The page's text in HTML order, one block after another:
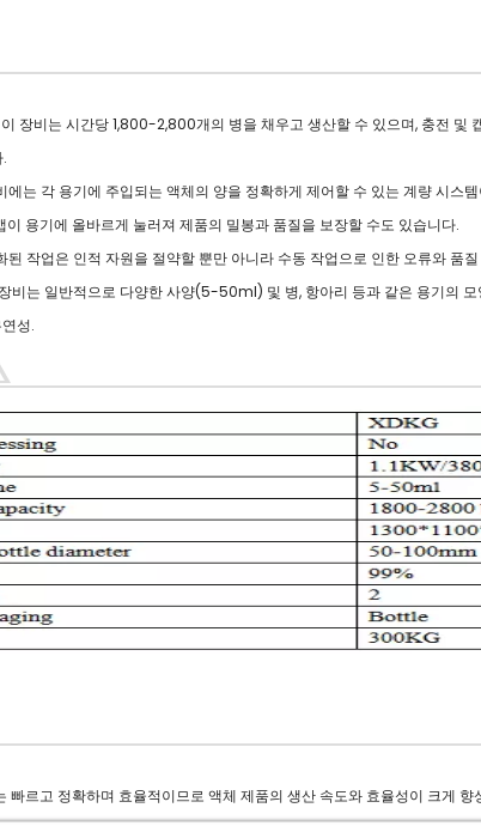
장비는 시간당 1,800-2,800개의 병을 채우고 생산할 수 있으며, 충전
에는 각 용기에 주입되는 액체의 양을 정확하게 제어할 수 있는 계량 시스
이 용기에 올바르게 눌러져 제품의 밀봉과 품질을 보장할 수도 있습니다.
된 작업은 인적 자원을 절약할 뿐만 아니라 수동 작업으로 인한 오류와 품
비는 일반적으로 다양한 사양(5-50ml) 및 병, 항아리 등과 같은 용기의
성.
빠르고 정확하며 효율적이므로 액체 제품의 생산 속도와 효율성이 크게